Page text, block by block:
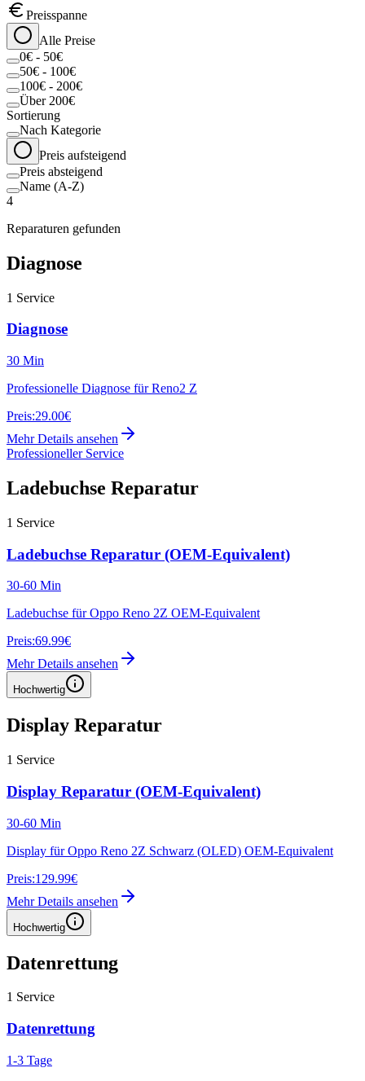
Preisspanne
Alle Preise
0€ - 50€
50€ - 100€
100€ - 200€
Über 200€
Sortierung
Nach Kategorie
Preis aufsteigend
Preis absteigend
Name (A-Z)
4
Reparaturen gefunden
Diagnose
1 Service
Diagnose
30 Min
Professionelle Diagnose für Reno2 Z
Preis:29.00€
Mehr Details ansehen
Professioneller Service
Ladebuchse Reparatur
1 Service
Ladebuchse Reparatur (OEM-Equivalent)
30-60 Min
Ladebuchse für Oppo Reno 2Z OEM-Equivalent
Preis:69.99€
Mehr Details ansehen
Hochwertig
Display Reparatur
1 Service
Display Reparatur (OEM-Equivalent)
30-60 Min
Display für Oppo Reno 2Z Schwarz (OLED) OEM-Equivalent
Preis:129.99€
Mehr Details ansehen
Hochwertig
Datenrettung
1 Service
Datenrettung
1-3 Tage